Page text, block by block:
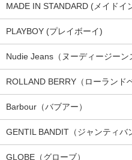
MADE IN STANDARD (メイドイ
PLAYBOY (プレイボーイ)
Nudie Jeans（ヌーディージーン
ROLLAND BERRY（ローランド
Barbour（バブアー）
GENTIL BANDIT（ジャンティバ
GLOBE（グローブ）